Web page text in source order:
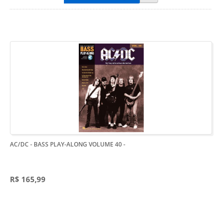
AC/DC - BASS PLAY-ALONG VOLUME 40-
R$ 165,99